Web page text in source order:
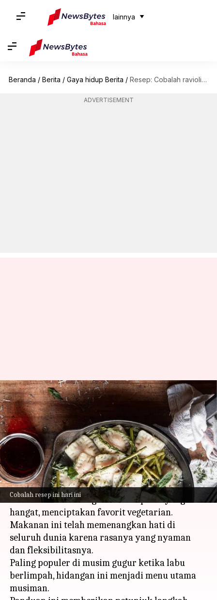
lainnya
Beranda / Berita / Gaya hidup Berita / Resep: Cobalah ravioli labu yang menggugah selera ini di rumah
ADVERTISEMENT
Cobalah resep ini hari ini
Resep: Cobalah ravioli labu
yang menggugah selera ini di
rumah
menulis Bob Apr 22, 2024 10:40 am
Apa ceritanya
Ravioli labu, makanan pokok Italia, memadukan
rasa manis labu dengan tekstur pasta yang
hangat, menciptakan favorit vegetarian.
Makanan ini telah memenangkan hati di
seluruh dunia karena rasanya yang nyaman
dan fleksibilitasnya.
Paling populer di musim gugur ketika labu
berlimpah, hidangan ini menjadi menu utama
musiman.